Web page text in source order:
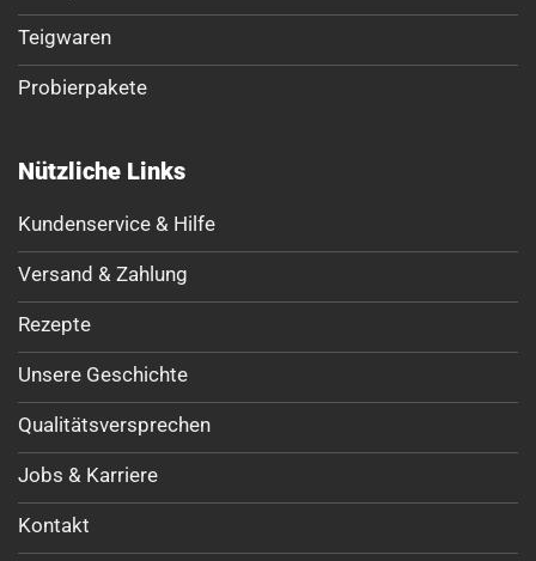
Teigwaren
Probierpakete
Nützliche Links
Kundenservice & Hilfe
Versand & Zahlung
Rezepte
Unsere Geschichte
Qualitätsversprechen
Jobs & Karriere
Kontakt